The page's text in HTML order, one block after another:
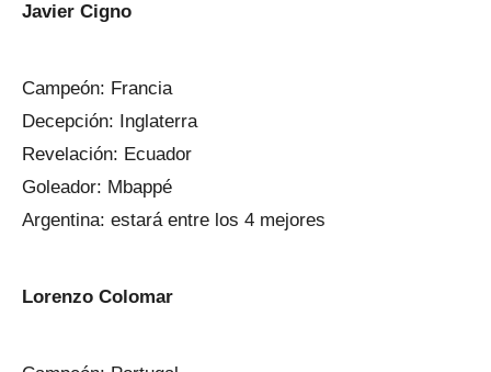
Javier Cigno
Campeón: Francia
Decepción: Inglaterra
Revelación: Ecuador
Goleador: Mbappé
Argentina: estará entre los 4 mejores
Lorenzo Colomar